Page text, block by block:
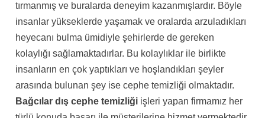
tırmanmış ve buralarda deneyim kazanmışlardır. Böyle
insanlar yükseklerde yaşamak ve oralarda arzuladıkları
heyecanı bulma ümidiyle şehirlerde de gereken
kolaylığı sağlamaktadırlar. Bu kolaylıklar ile birlikte
insanların en çok yaptıkları ve hoşlandıkları şeyler
arasında bulunan şey ise cephe temizliği olmaktadır.
Bağcılar dış cephe temizliği işleri yapan firmamız her